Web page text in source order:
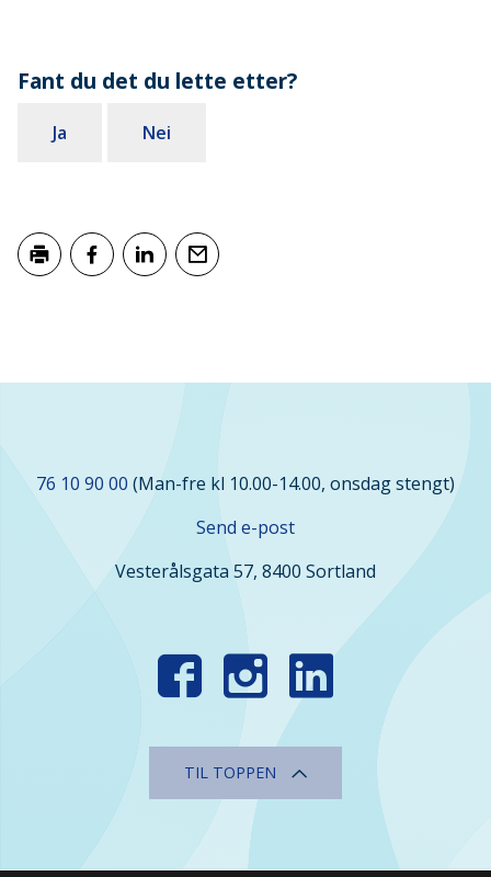
Fant du det du lette etter?
Ja Nei
oss
76 10 90 00 (Man-fre kl 10.00-14.00, onsdag stengt)
Send e-post
Vesterålsgata 57, 8400 Sortland
TIL TOPPEN